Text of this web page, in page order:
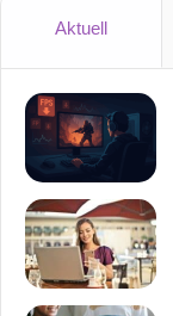
Aktuell